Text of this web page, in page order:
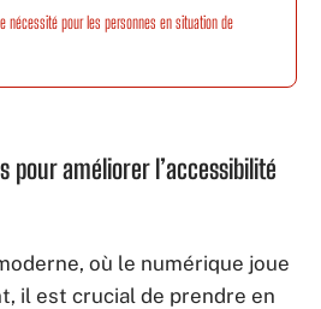
nécessité pour les personnes en situation de
pour améliorer l’accessibilité
où le numérique joue
il est crucial de prendre en